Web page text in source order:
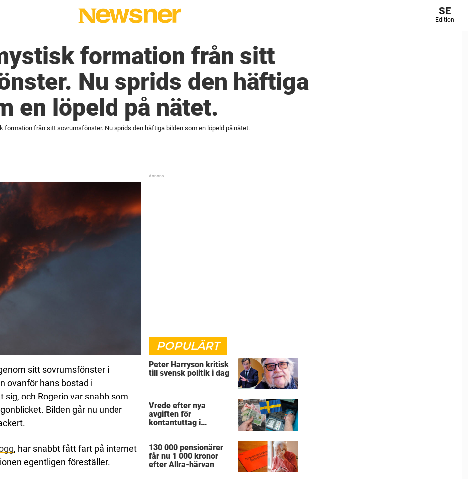
SE
Edition
formation från sitt
Nu sprids den häftiga
en löpeld på nätet.
formation från sitt sovrumsfönster. Nu sprids den häftiga bilden som en löpeld på nätet.
sitt sovrumsfönster i
ovanför hans bostad i
och Rogerio var snabb som
Bilden går nu under
, har snabbt fått fart på internet
egentligen föreställer.
POPULÄRT
Peter Harryson kritisk
till svensk politik i dag
Vrede efter nya
avgiften för
kontantuttag i
130 000 pensionärer
får nu 1 000 kronor
efter Allra-härvan